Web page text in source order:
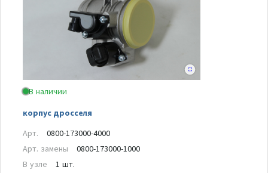
В наличии
корпус дросселя
Арт.
0800-173000-4000
Арт. замены
0800-173000-1000
В узле
1 шт.